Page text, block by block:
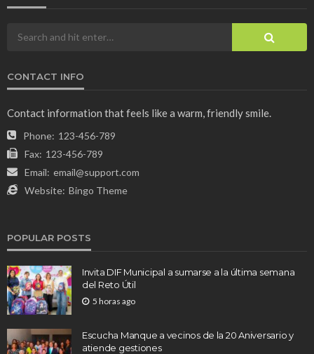
CONTACT INFO
Contact information that feels like a warm, friendly smile.
Phone: 123-456-789
Fax: 123-456-789
Email: email@support.com
Website: Bingo Theme
POPULAR POSTS
Invita DIF Municipal a sumarse a la última semana
del Reto Útil
5 horas ago
Escucha Manque a vecinos de la 20 Aniversario y
atiende gestiones